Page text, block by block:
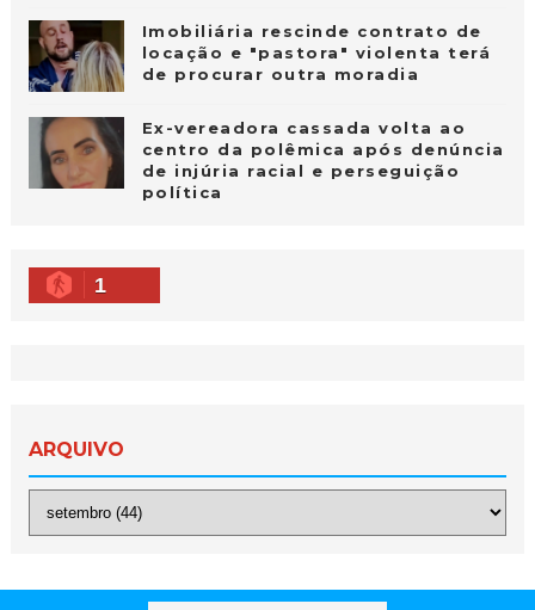
Imobiliária rescinde contrato de
locação e "pastora" violenta terá
de procurar outra moradia
Ex-vereadora cassada volta ao
centro da polêmica após denúncia
de injúria racial e perseguição
política
1
ARQUIVO